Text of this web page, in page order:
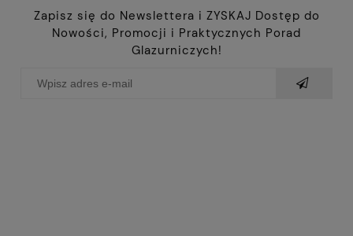
Zapisz się do Newslettera i ZYSKAJ Dostęp do
Nowości, Promocji i Praktycznych Porad
Glazurniczych!